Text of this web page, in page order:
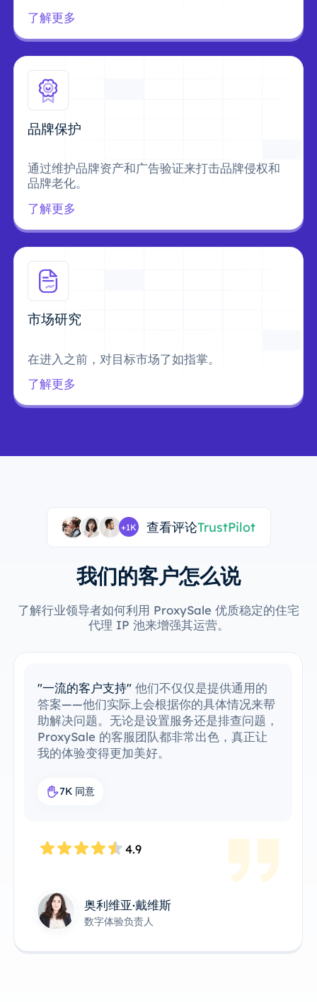
了解更多
品牌保护
通过维护品牌资产和广告验证来打击品牌侵权和
品牌老化。
了解更多
市场研究
在进入之前，对目标市场了如指掌。
了解更多
+1K 查看评论TrustPilot
我们的客户怎么说
了解行业领导者如何利用 ProxySale 优质稳定的住宅
代理 IP 池来增强其运营。
"轻松集成现有工具"我已经轻松地将
ProxySale 集成到我的现有工作流程中。设
置过程非常简单直观，我能够毫无问题地运行
一切。ProxySale 与我现有工具的兼容性使
其变得异常方便和高效。这是我工作流中完美
James Anderson